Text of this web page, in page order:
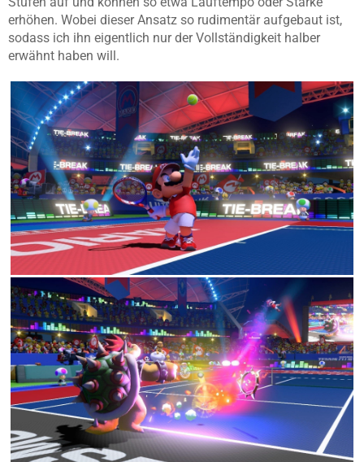
erhöhen. Wobei dieser Ansatz so rudimentär aufgebaut ist,
sodass ich ihn eigentlich nur der Vollständigkeit halber
erwähnt haben will.